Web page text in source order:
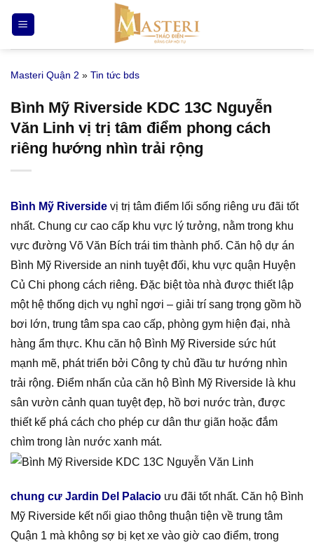
qua
nội
Masteri Quận 2 » Tin tức bds
Bình Mỹ Riverside KDC 13C Nguyễn
Văn Linh vị trị tâm điểm phong cách
riêng hướng nhìn trải rộng
Bình Mỹ Riverside vị trị tâm điểm lối sống riêng ưu đãi tốt
nhất. Chung cư cao cấp khu vực lý tưởng, nằm trong khu
vực đường Võ Văn Bích trái tim thành phố. Căn hộ dự án
Bình Mỹ Riverside an ninh tuyệt đối, khu vực quận Huyện
Củ Chi phong cách riêng. Đặc biệt tòa nhà được thiết lập
một hệ thống dịch vụ nghỉ ngơi – giải trí sang trọng gồm hồ
bơi lớn, trung tâm spa cao cấp, phòng gym hiện đại, nhà
hàng ẩm thực. Khu căn hộ Bình Mỹ Riverside sức hút
mạnh mẽ, phát triển bởi Công ty chủ đầu tư hướng nhìn
trải rộng. Điểm nhấn của căn hộ Bình Mỹ Riverside là khu
sân vườn cảnh quan tuyệt đẹp, hồ bơi nước tràn, được
thiết kế phá cách cho phép cư dân thư giãn hoặc đắm
chìm trong làn nước xanh mát.
chung cư Jardin Del Palacio ưu đãi tốt nhất. Căn hộ Bình
Mỹ Riverside kết nối giao thông thuận tiện về trung tâm
Quận 1 mà không sợ bị kẹt xe vào giờ cao điểm, trong